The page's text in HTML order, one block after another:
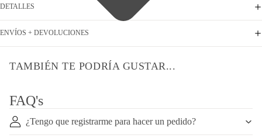
DETALLES
ENVÍOS + DEVOLUCIONES
TAMBIÉN TE PODRÍA GUSTAR...
FAQ's
¿Tengo que registrarme para hacer un pedido?